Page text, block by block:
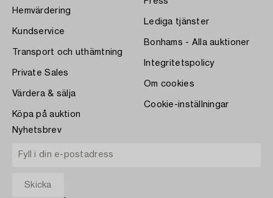
Hemvärdering
Kundservice
Transport och uthämtning
Private Sales
Värdera & sälja
Köpa på auktion
Lediga tjänster
Bonhams - Alla auktioner
Integritetspolicy
Om cookies
Cookie-inställningar
Nyhetsbrev